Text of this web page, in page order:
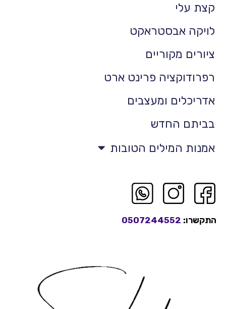
קצת עלי
לויקה אבסטראקט
ציורים מקוריים
רפרודוקציה פרינט ארט
אדריכלים ומעצבים
בביתם החדש
אמנות המילים הטובות
התקשרו: 0507244552